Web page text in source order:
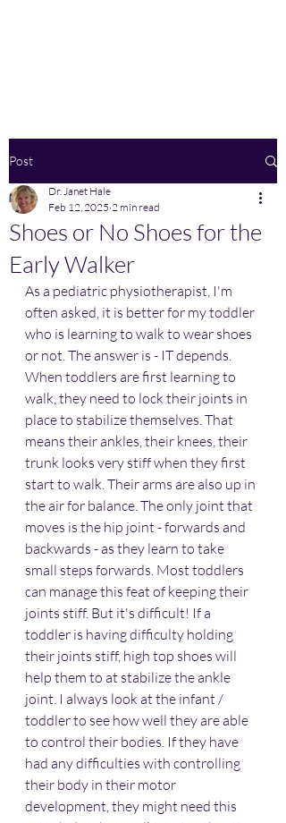
Post
Shoes or No Shoes for the
Early Walker
Dr. Janet Hale
Feb 12, 2025 2 min read
As a pediatric physiotherapist, I'm
often asked, it is better for my toddler
who is learning to walk to wear shoes
or not. The answer is - IT depends.
When toddlers are first learning to
walk, they need to lock their joints in
place to stabilize themselves. That
means their ankles, their knees, their
trunk looks very stiff when they first
start to walk. Their arms are also up in
the air for balance. The only joint that
moves is the hip joint - forwards and
backwards - as they learn to take
small steps forwards. Most toddlers
can manage this feat of keeping their
joints stiff. But it's difficult! If a
toddler is having difficulty holding
their joints stiff, high top shoes will
help them to at stabilize the ankle
joint. I always look at the infant /
toddler to see how well they are able
to control their bodies. If they have
had any difficulties with controlling
their body in their motor
development, they might need this